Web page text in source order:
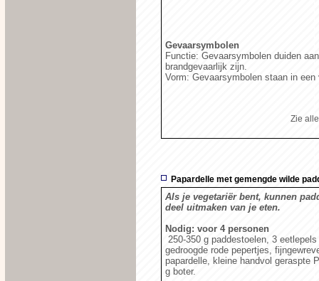
Gevaarsymbolen
Functie: Gevaarsymbolen duiden
brandgevaarlijk zijn.
Vorm: Gevaarsymbolen staan in
Zie
Papardelle met gemengde wilde
Als je vegetariër bent, kunnen
deel uitmaken van je eten.
Nodig: voor 4 personen
250-350 g paddestoelen, 3
gedroogde rode pepertjes,
papardelle, kleine handvol geraspte
g boter.